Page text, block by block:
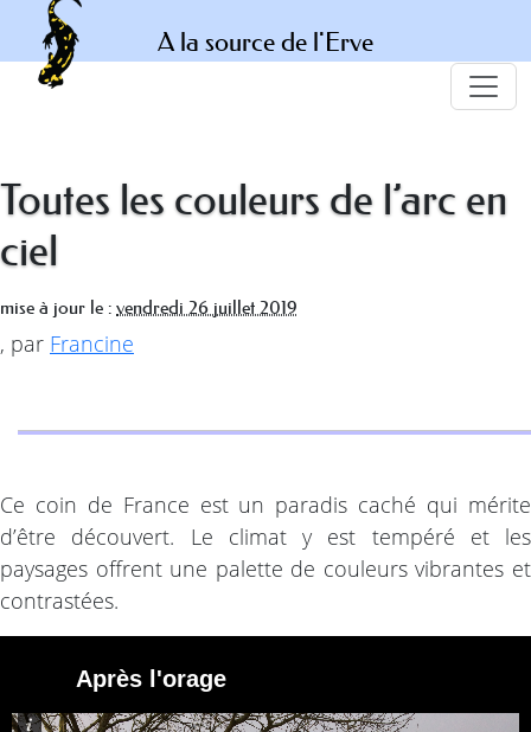
A la source de l'Erve
Toutes les couleurs de l’arc en
ciel
mise à jour le : vendredi 26 juillet 2019
, par Francine
Ce coin de France est un paradis caché qui mérite
d’être découvert. Le climat y est tempéré et les
paysages offrent une palette de couleurs vibrantes et
contrastées.
Après l'orage